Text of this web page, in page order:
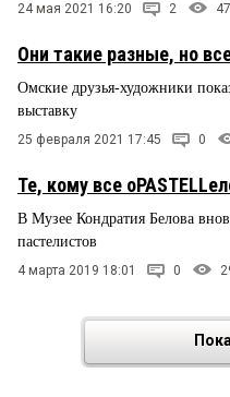
24 мая 2021 16:20 2
Они такие разные, но
Омские друзья-художники
выставку
25 февраля 2021 17:45 0
Те, кому все
В Музее Кондратия Белова
пастелистов
4 марта 2019 18:01 0